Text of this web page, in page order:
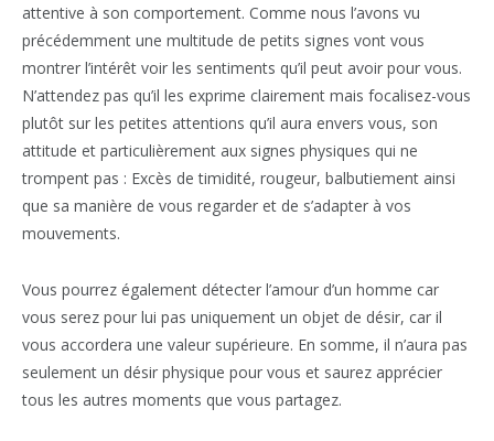
attentive à son comportement. Comme nous l’avons vu
précédemment une multitude de petits signes vont vous
montrer l’intérêt voir les sentiments qu’il peut avoir pour vous.
N’attendez pas qu’il les exprime clairement mais focalisez-vous
plutôt sur les petites attentions qu’il aura envers vous, son
attitude et particulièrement aux signes physiques qui ne
trompent pas : Excès de timidité, rougeur, balbutiement ainsi
que sa manière de vous regarder et de s’adapter à vos
mouvements.
Vous pourrez également détecter l’amour d’un homme car
vous serez pour lui pas uniquement un objet de désir, car il
vous accordera une valeur supérieure. En somme, il n’aura pas
seulement un désir physique pour vous et saurez apprécier
tous les autres moments que vous partagez.